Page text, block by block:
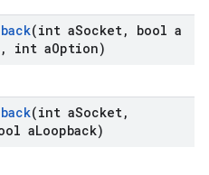
(int aSocket,
bool a
, int aOption)
(int aSocket,
aLoopback)